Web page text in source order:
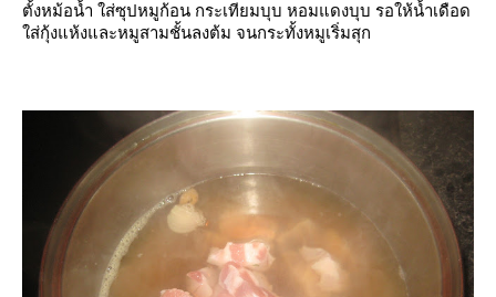
ตั้งหม้อน้ำ ใส่ซุปหมูก้อน กระเทียมบุบ หอมแดงบุบ รอให้น้ำเดือด
ส่กุ้งแห้งและหมูสามชั้นลงต้ม จนกระทั้งหมูเริ่มสุก